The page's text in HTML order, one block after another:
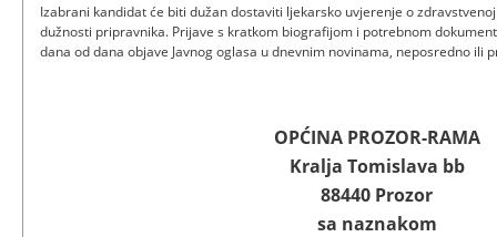
Izabrani kandidat će biti dužan dostaviti ljekarsko uvjerenje o
dužnosti pripravnika. Prijave s kratkom biografijom i potrebnom
dana od dana objave Javnog oglasa u dnevnim novinama, neposredno ili
OPĆINA PROZOR-RAMA
Kralja Tomislava bb
88440 Prozor
sa naznakom